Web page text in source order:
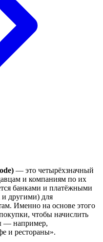
— это четырёхзначный
и компаниям по их
банками и платёжными
другими) для
Именно на основе этого
чтобы начислить
— например,
и рестораны».